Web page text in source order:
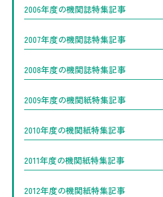
2006年度の機関誌特集記事
2007年度の機関誌特集記事
2008年度の機関誌特集記事
2009年度の機関紙特集記事
2010年度の機関紙特集記事
2011年度の機関紙特集記事
2012年度の機関紙特集記事